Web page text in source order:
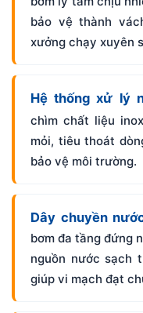
bảo vệ thành
xưởng chạy xuyên
Hệ thống xử lý
chìm chất liệu inox
mỏi, tiêu thoát
bảo vệ môi trường.
Dây chuyền
bơm đa tầng đứng
nguồn nước sạch
giúp vi mạch đạt